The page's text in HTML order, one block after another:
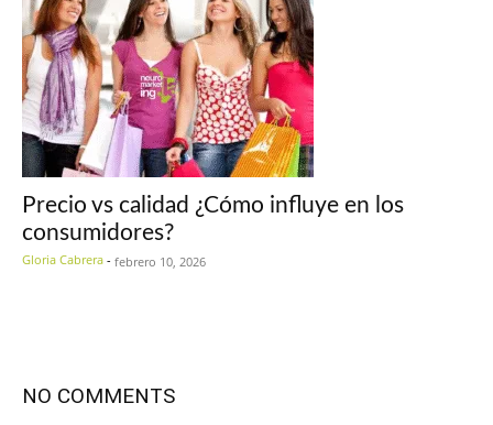
Precio vs calidad ¿Cómo influye en los
consumidores?
Gloria Cabrera - febrero 10, 2026
NO COMMENTS